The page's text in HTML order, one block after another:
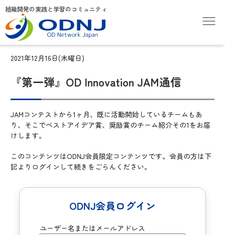
組織開発の実践と学習のコミュニティ
2021年12月16日(木曜日)
『第一弾』OD Innovation JAM通信
JAMコンテストから1ヶ月、既に活動開始しているチームもあ
り、そこでベストアイデア賞、奨励賞のチーム紹介その1をお届
けします。
このコンテンツはODNJ会員限定コンテンツです。会員の方は下
記よりログインして続きをごらんください。
ODNJ会員ログイン
ユーザー名またはメールアドレス